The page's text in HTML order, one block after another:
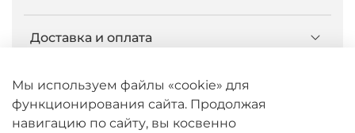
Доставка и оплата
О компании Caseport
Бренд Nillkin
Мы используем файлы «cookie» для
функционирования сайта. Продолжая
навигацию по сайту, вы косвенно